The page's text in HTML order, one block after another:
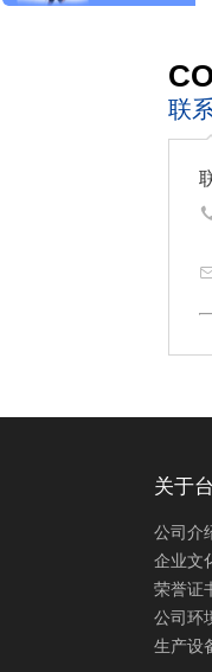
联
关于
公司介
企业文
荣誉证
公司环
生产设